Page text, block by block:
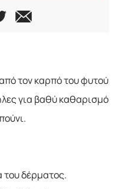
τον καρπό του φυτού
για βαθύ καθαρισμό
του δέρματος.